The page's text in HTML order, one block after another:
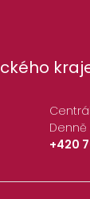
Denně
+420